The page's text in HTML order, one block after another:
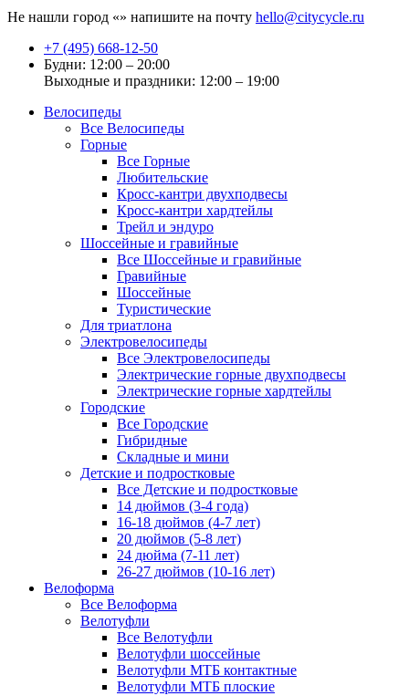
Не нашли город «» напишите на почту hello@citycycle.ru
+7 (495) 668-12-50
Будни: 12:00 – 20:00
Выходные и праздники: 12:00 – 19:00
Велосипеды
Все Велосипеды
Горные
Все Горные
Любительские
Кросс-кантри двухподвесы
Кросс-кантри хардтейлы
Трейл и эндуро
Шоссейные и гравийные
Все Шоссейные и гравийные
Гравийные
Шоссейные
Туристические
Для триатлона
Электровелосипеды
Все Электровелосипеды
Электрические горные двухподвесы
Электрические горные хардтейлы
Городские
Все Городские
Гибридные
Складные и мини
Детские и подростковые
Все Детские и подростковые
14 дюймов (3-4 года)
16-18 дюймов (4-7 лет)
20 дюймов (5-8 лет)
24 дюйма (7-11 лет)
26-27 дюймов (10-16 лет)
Велоформа
Все Велоформа
Велотуфли
Все Велотуфли
Велотуфли шоссейные
Велотуфли МТБ контактные
Велотуфли МТБ плоские